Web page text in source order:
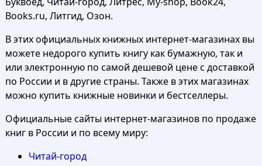
Books.ru, Литгид, Озон.
В этих официальных книжных интернет-магазинах вы
можете недорого купить книгу как бумажную, так и
или электронную по самой дешевой цене с доставкой
по России и в другие страны. Также в этих магазинах
можно купить книжные новинки и бестселлеры.
Официальные сайты интернет-магазинов по продаже
книг в России и по всему миру:
Читай-город